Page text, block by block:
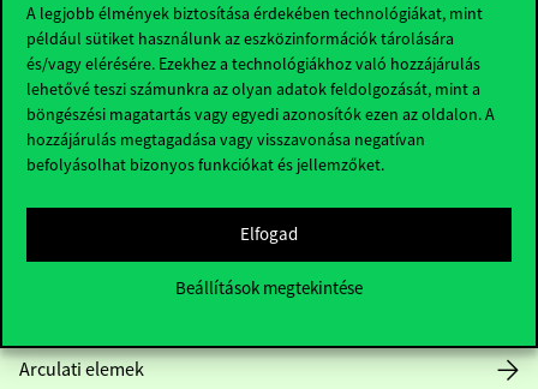
A legjobb élmények biztosítása érdekében technológiákat, mint
például sütiket használunk az eszközinformációk tárolására
és/vagy elérésére. Ezekhez a technológiákhoz való hozzájárulás
lehetővé teszi számunkra az olyan adatok feldolgozását, mint a
böngészési magatartás vagy egyedi azonosítók ezen az oldalon. A
hozzájárulás megtagadása vagy visszavonása negatívan
befolyásolhat bizonyos funkciókat és jellemzőket.
Elfogad
Beállítások megtekintése
Hasznos linkek
Nyitvatartás
Arculati elemek